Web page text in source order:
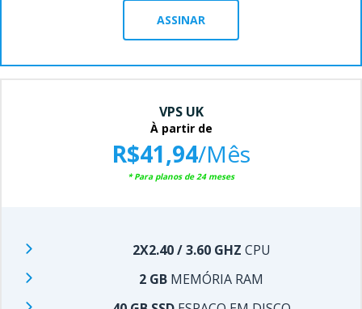
ASSINAR
VPS UK
À partir de
R$41,94/Mês
* Para planos de 24 meses
2X2.40 / 3.60 GHZ CPU
2 GB MEMÓRIA RAM